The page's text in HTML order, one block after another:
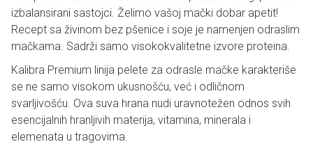
izbalansirani sastojci. Želimo vašoj mački dobar apetit!
Recept sa živinom bez pšenice i soje je namenjen odraslim
mačkama. Sadrži samo visokokvalitetne izvore proteina.
Kalibra Premium linija pelete za odrasle mačke karakteriše
se ne samo visokom ukusnošću, već i odličnom
svarljivošću. Ova suva hrana nudi uravnotežen odnos svih
esencijalnih hranljivih materija, vitamina, minerala i
elemenata u tragovima.